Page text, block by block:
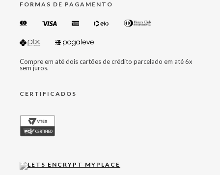
FORMAS DE PAGAMENTO
Compre em até dois cartões de crédito parcelado em até 6x
sem juros.
CERTIFICADOS